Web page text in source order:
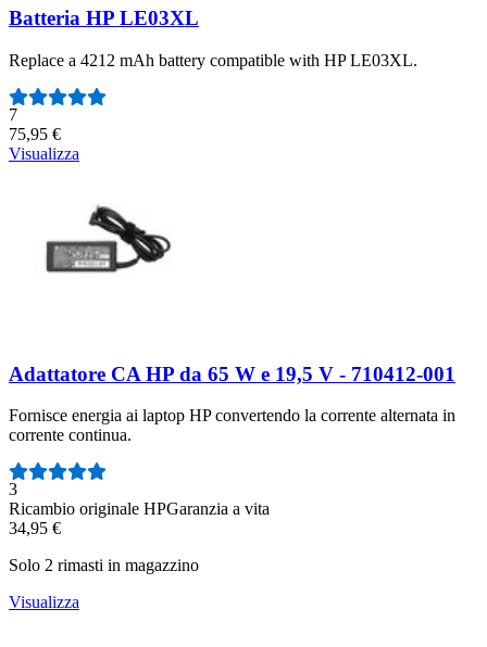
Batteria HP LE03XL
Replace a 4212 mAh battery compatible with HP LE03XL.
Numero di recensioni:
7
75,95 €
Visualizza
Adattatore CA HP da 65 W e 19,5 V - 710412-001
Fornisce energia ai laptop HP convertendo la corrente alternata in
corrente continua.
Numero di recensioni:
3
Ricambio originale HPGaranzia a vita
34,95 €
Solo 2 rimasti in magazzino
Visualizza